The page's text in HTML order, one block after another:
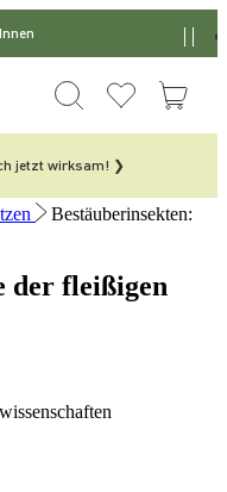
jetzt wirksam! ❯
Bestäuberinsekten:
der fleißigen